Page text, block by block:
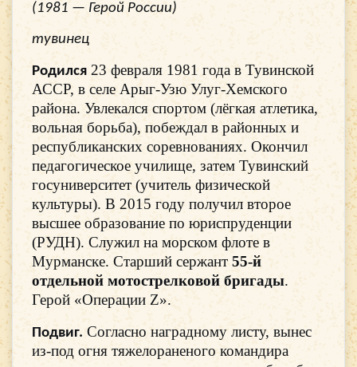
(1981 — Герой России)
тувинец
Родился 23 февраля 1981 года в Тувинской
АССР, в селе Арыг-Узю Улуг-Хемского
района. Увлекался спортом (лёгкая атлетика,
вольная борьба), побеждал в районных и
республиканских соревнованиях. Окончил
педагогическое училище, затем Тувинский
госуниверситет (учитель физической
культуры). В 2015 году получил второе
высшее образование по юриспруденции
(РУДН). Служил на морском флоте в
Мурманске. Старший сержант 55-й
отдельной мотострелковой бригады.
Герой «Операции Z».
Подвиг. Согласно наградному листу, вынес
из-под огня тяжелораненого командира